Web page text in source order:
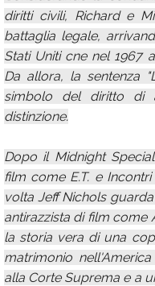
diritti civili, Richard e
battaglia legale,
Stati Uniti cne nel 1967
Da allora, la sentenza
simbolo del diritto di
distinzione.
Dopo il Midnight
film come E.T. e
volta Jeff Nichols
antirazzista di film come
la storia vera di una
matrimonio
alla Corte Suprema e a